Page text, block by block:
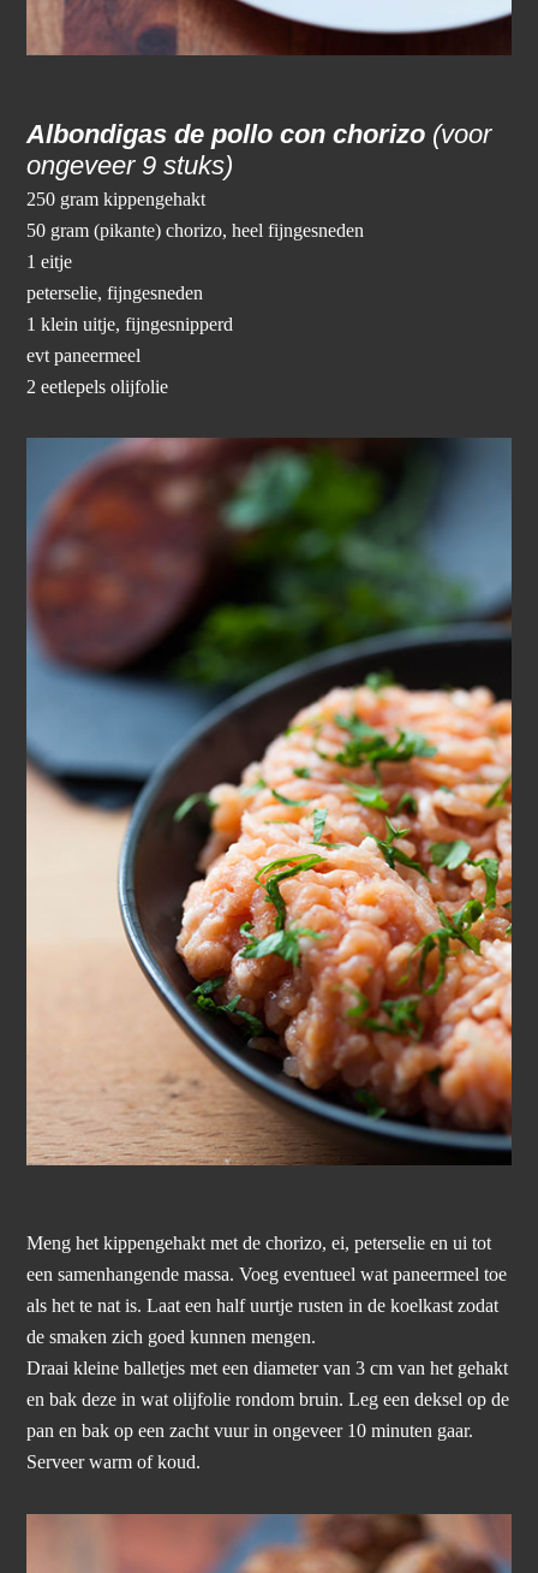
Albondigas de pollo con chorizo (voor
ongeveer 9 stuks)
250 gram kippengehakt
50 gram (pikante) chorizo, heel fijngesneden
1 eitje
peterselie, fijngesneden
1 klein uitje, fijngesnipperd
evt paneermeel
2 eetlepels olijfolie
Meng het kippengehakt met de chorizo, ei, peterselie en ui tot
een samenhangende massa. Voeg eventueel wat paneermeel toe
als het te nat is. Laat een half uurtje rusten in de koelkast zodat
de smaken zich goed kunnen mengen.
Draai kleine balletjes met een diameter van 3 cm van het gehakt
en bak deze in wat olijfolie rondom bruin. Leg een deksel op de
pan en bak op een zacht vuur in ongeveer 10 minuten gaar.
Serveer warm of koud.